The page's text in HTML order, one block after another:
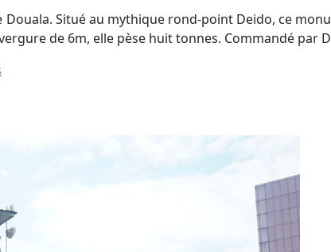
Douala. Situé au mythique rond-point Deido, ce
de 6m, elle pèse huit tonnes. Commandé par